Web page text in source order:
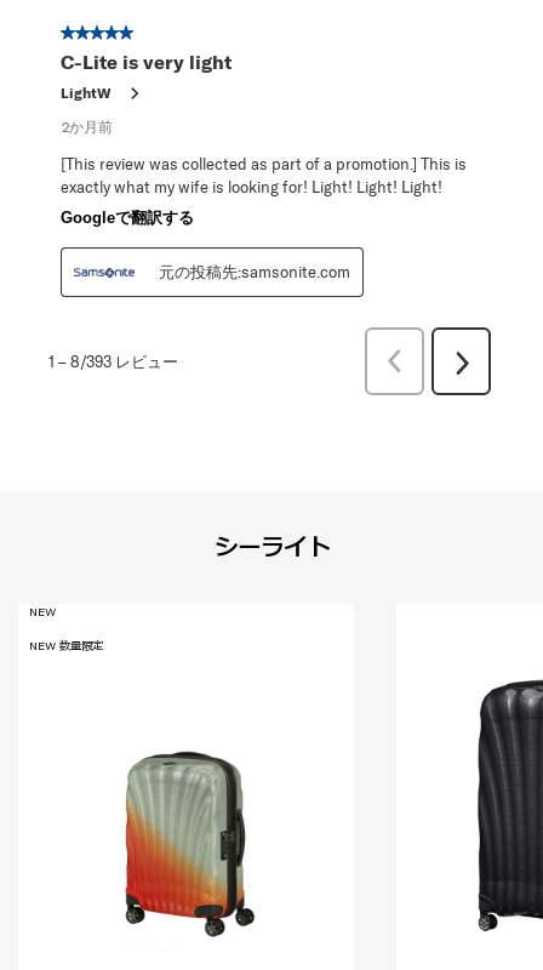
星5／5個です。
C-Lite is very light
LightW
2か月前
[This review was collected as part of a promotion.] This is
exactly what my wife is looking for! Light! Light! Light!
Googleで翻訳する
元の投稿先:samsonite.com
1 –8/393 レビュー
前
次
シーライト
NEW 数量限定
NEW